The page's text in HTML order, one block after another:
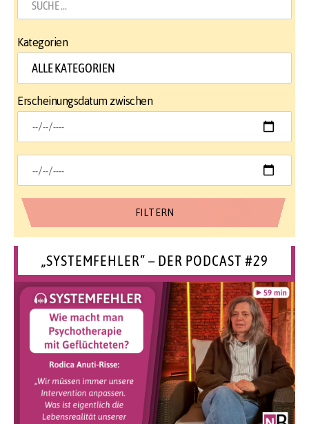
Kategorien
Erscheinungsdatum zwischen
„SYSTEMFEHLER“ – DER PODCAST #29